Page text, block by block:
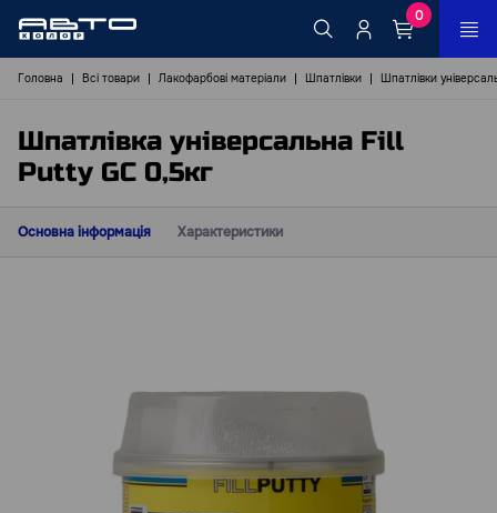
0
Головна Всі товари Лакофарбові матеріали Шпатлівки Шпатлівки
Шпатлівка універсальна Fill
Putty GC 0,5кг
Основна інформація Характеристики